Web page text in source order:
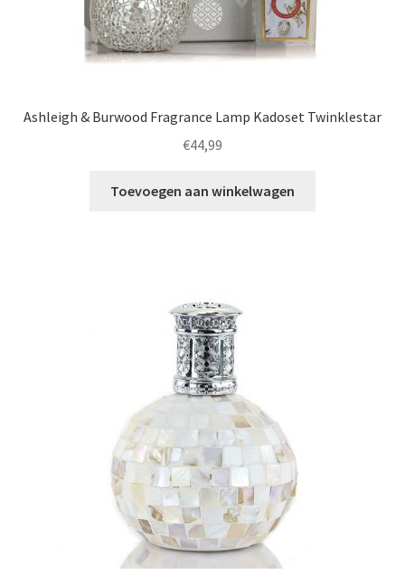
Ashleigh & Burwood Fragrance Lamp Kadoset Twinklestar
€44,99
Toevoegen aan winkelwagen